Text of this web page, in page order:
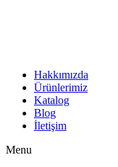
Hakkımızda
Ürünlerimiz
Katalog
Blog
İletişim
Menu